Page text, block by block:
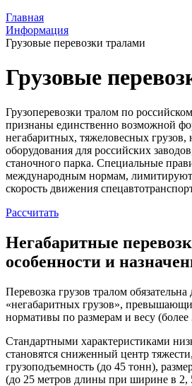
Главная
Информация
Грузовые перевозки тралами
Грузовые
Грузоперевозки тралом по
признаны единственно возможной
негабаритных, тяжеловесных грузов,
оборудования для российских
станочного парка. Специальные
международным нормам, лимитируют
скорость движения
Рассчитать
Негабаритные
особенности и
Перевозка грузов тралом обязательна
«негабаритных грузов»,
нормативы по размерам и весу (более
Стандартными характеристиками
становятся сниженный центр
грузоподъемность (до 45 тонн),
(до 25 метров длины при ширине в 2,